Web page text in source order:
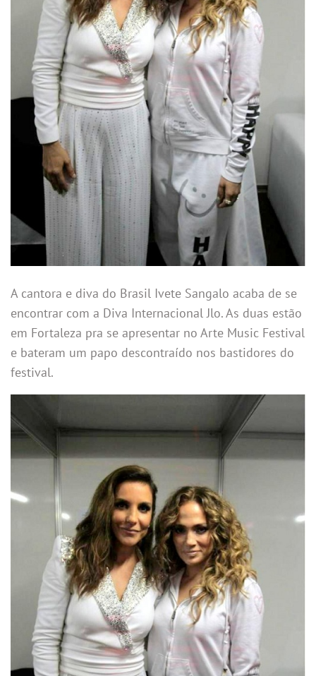
A cantora e diva do Brasil Ivete Sangalo acaba de se
encontrar com a Diva Internacional Jlo. As duas estão
em Fortaleza pra se apresentar no Arte Music Festival
e bateram um papo descontraído nos bastidores do
festival.